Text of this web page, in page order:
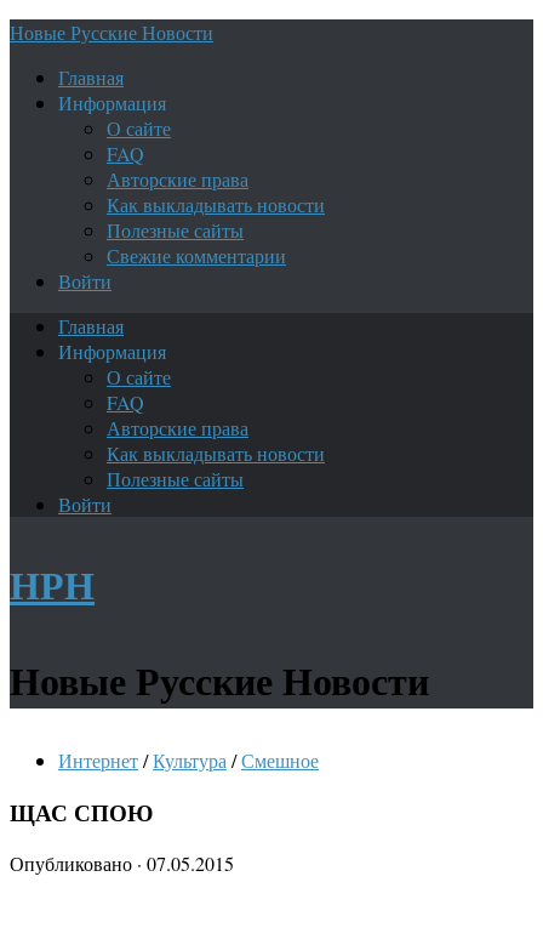
Новые Русские Новости
Главная
Информация
О сайте
FAQ
Авторские права
Как выкладывать новости
Полезные сайты
Свежие комментарии
Войти
Главная
Информация
О сайте
FAQ
Авторские права
Как выкладывать новости
Полезные сайты
Войти
НРН
Новые Русские Новости
Интернет/Культура /Смешное
ЩАС СПОЮ
Опубликовано · 07.05.2015